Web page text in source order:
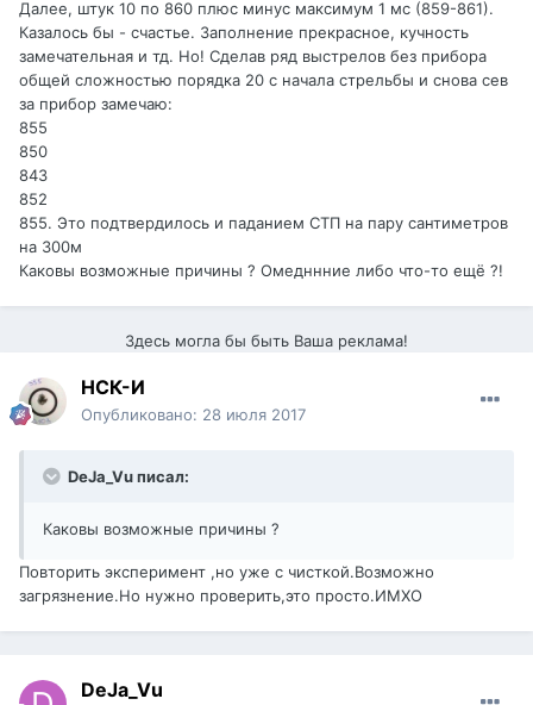
Далее, штук 10 по 860 плюс минус максимум 1 мс (859-861).
Казалось бы - счастье. Заполнение прекрасное, кучность
замечательная и тд. Но! Сделав ряд выстрелов без прибора
общей сложностью порядка 20 с начала стрельбы и снова сев
за прибор замечаю:
855
850
843
852
855. Это подтвердилось и паданием СТП на пару сантиметров
на 300м
Каковы возможные причины ? Омедннние либо что-то ещё ?!
Здесь могла бы быть Ваша реклама!
НСК-И
Опубликовано: 28 июля 2017
DeJa_Vu писал:
Каковы возможные причины ?
Повторить эксперимент ,но уже с чисткой.Возможно
загрязнение.Но нужно проверить,это просто.ИМХО
DeJa_Vu